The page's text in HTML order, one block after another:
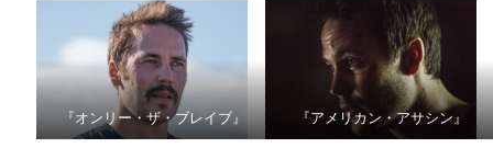
『オンリー・ザ・ブレイブ』 『アメリカン・アサシン』